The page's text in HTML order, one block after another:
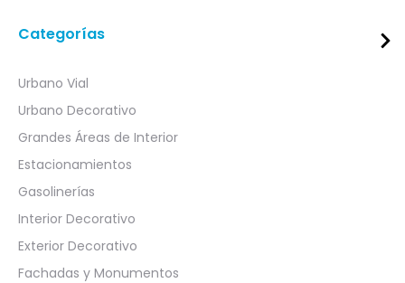
Categorías
Urbano Vial
Urbano Decorativo
Grandes Áreas de Interior
Estacionamientos
Gasolinerías
Interior Decorativo
Exterior Decorativo
Fachadas y Monumentos